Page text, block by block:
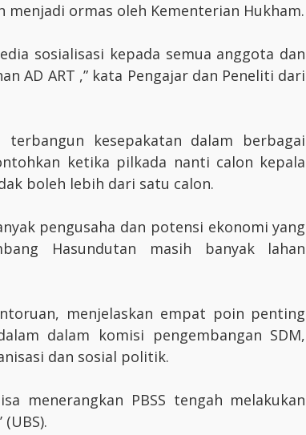
menjadi ormas oleh Kementerian Hukham.
sosialisasi kepada semua anggota dan
AD ART ,” kata Pengajar dan Peneliti dari
kesepakatan dalam berbagai
ketika pilkada nanti calon kepala
boleh lebih dari satu calon.
pengusaha dan potensi ekonomi yang
Hasundutan masih banyak lahan
menjelaskan empat poin penting
dalam komisi pengembangan SDM,
dan sosial politik.
menerangkan PBSS tengah melakukan